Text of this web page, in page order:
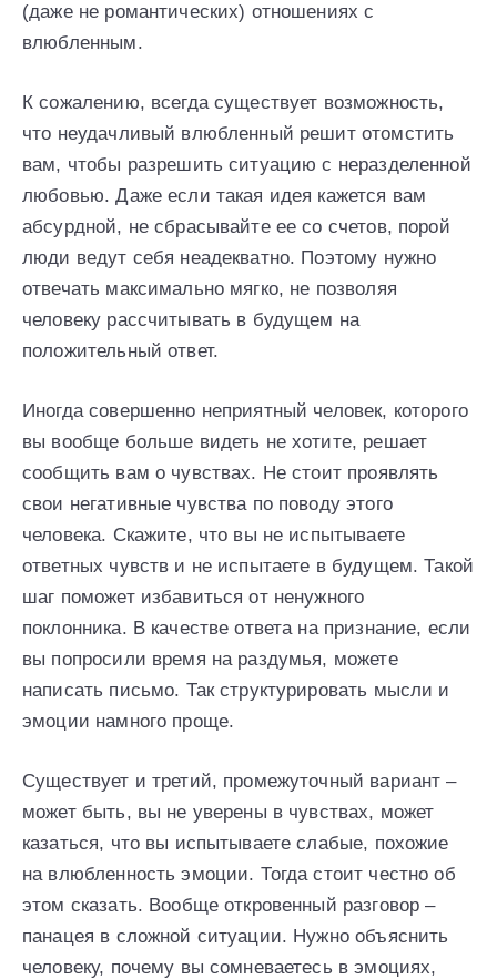
(даже не романтических) отношениях с
влюбленным.
К сожалению, всегда существует возможность,
что неудачливый влюбленный решит отомстить
вам, чтобы разрешить ситуацию с неразделенной
любовью. Даже если такая идея кажется вам
абсурдной, не сбрасывайте ее со счетов, порой
люди ведут себя неадекватно. Поэтому нужно
отвечать максимально мягко, не позволяя
человеку рассчитывать в будущем на
положительный ответ.
Иногда совершенно неприятный человек, которого
вы вообще больше видеть не хотите, решает
сообщить вам о чувствах. Не стоит проявлять
свои негативные чувства по поводу этого
человека. Скажите, что вы не испытываете
ответных чувств и не испытаете в будущем. Такой
шаг поможет избавиться от ненужного
поклонника. В качестве ответа на признание, если
вы попросили время на раздумья, можете
написать письмо. Так структурировать мысли и
эмоции намного проще.
Существует и третий, промежуточный вариант –
может быть, вы не уверены в чувствах, может
казаться, что вы испытываете слабые, похожие
на влюбленность эмоции. Тогда стоит честно об
этом сказать. Вообще откровенный разговор –
панацея в сложной ситуации. Нужно объяснить
человеку, почему вы сомневаетесь в эмоциях,